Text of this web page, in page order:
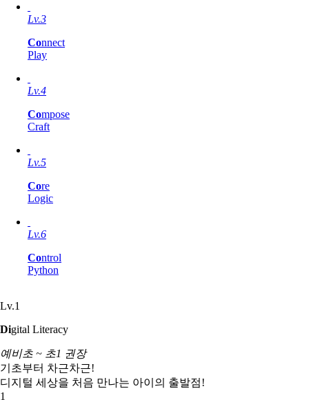
Lv.3
Connect
Play
Lv.4
Compose
Craft
Lv.5
Core
Logic
Lv.6
Control
Python
Lv.1
Digital Literacy
예비초 ~ 초1 권장
기초부터 차근차근!
디지털 세상을 처음 만나는 아이의 출발점!
1